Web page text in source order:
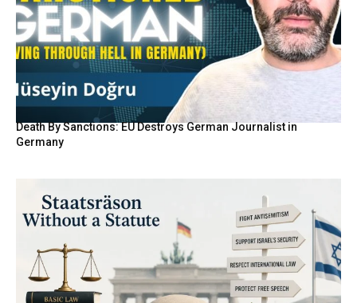
Death By Sanctions: EU Destroys German Journalist in
Germany